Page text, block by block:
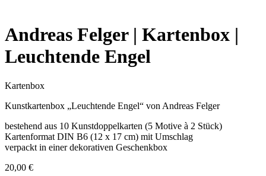
Andreas Felger | Kartenbox |
Leuchtende Engel
Kartenbox
Kunstkartenbox „Leuchtende Engel“ von Andreas Felger
bestehend aus 10 Kunstdoppelkarten (5 Motive à 2 Stück)
Kartenformat DIN B6 (12 x 17 cm) mit Umschlag
verpackt in einer dekorativen Geschenkbox
20,00 €